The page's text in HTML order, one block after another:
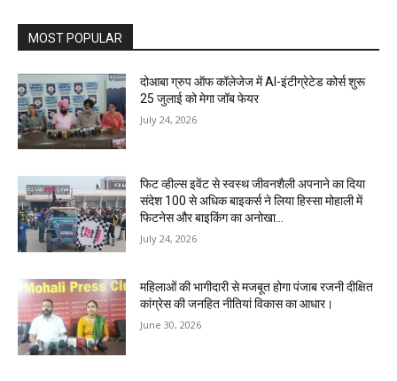
MOST POPULAR
दोआबा ग्रुप ऑफ कॉलेजेज में AI-इंटीग्रेटेड कोर्स शुरू
25 जुलाई को मेगा जॉब फेयर
July 24, 2026
फिट व्हील्स इवेंट से स्वस्थ जीवनशैली अपनाने का दिया
संदेश 100 से अधिक बाइकर्स ने लिया हिस्सा मोहाली में
फिटनेस और बाइकिंग का अनोखा...
July 24, 2026
महिलाओं की भागीदारी से मजबूत होगा पंजाब रजनी दीक्षित
कांग्रेस की जनहित नीतियां विकास का आधार।
June 30, 2026